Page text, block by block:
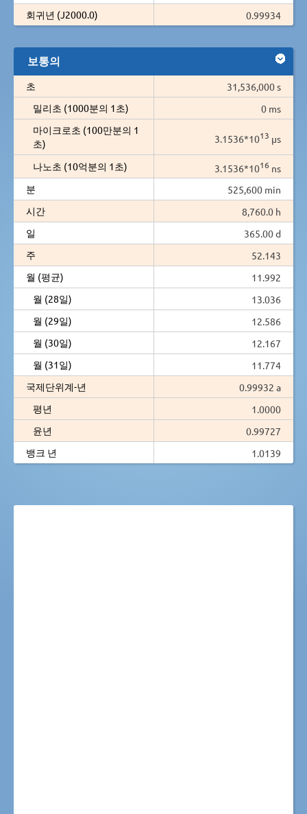
회귀년 (J2000.0)
0.99934
보통의
초
31,536,000 s
밀리초 (1000분의 1초)
0 ms
마이크로초 (100만분의 1
초)
3.1536*1013 µs
나노초 (10억분의 1초) 3.1536*1016 ns
분
525,600 min
시간
8,760.0 h
일
365.00 d
주
52.143
월 (평균)
11.992
월 (28일)
13.036
월 (29일)
12.586
월 (30일)
12.167
월 (31일)
11.774
국제단위계-년
0.99932 a
평년
1.0000
윤년
0.99727
뱅크 년
1.0139